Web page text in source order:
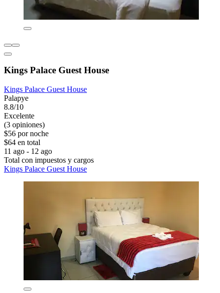
Kings Palace Guest House
Kings Palace Guest House
Palapye
8.8/10
Excelente
(3 opiniones)
$56 por noche
$64 en total
11 ago - 12 ago
Total con impuestos y cargos
Kings Palace Guest House